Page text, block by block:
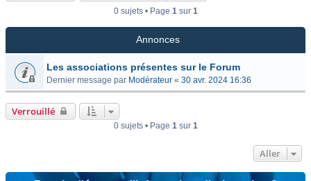
0 sujets • Page 1sur 1
Annonces
Les associations présentes sur le Forum
Dernier message par Modérateur « 30 avr. 2024 16:36
Verrouillé
0 sujets • Page 1sur 1
Aller